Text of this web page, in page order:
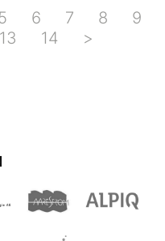
6 7 8
9
13 14 >